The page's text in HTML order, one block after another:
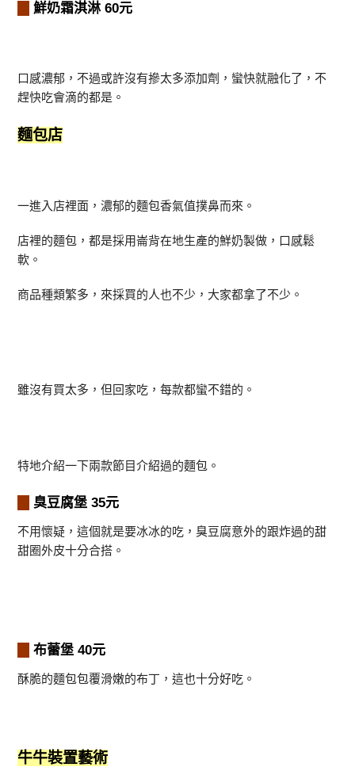
鮮奶霜淇淋 60元
口感濃郁，不過或許沒有摻太多添加劑，蠻快就融化了，不
趕快吃會滴的都是。
麵包店
一進入店裡面，濃郁的麵包香氣值撲鼻而來。
店裡的麵包，都是採用崙背在地生產的鮮奶製做，口感鬆
軟。
商品種類繁多，來採買的人也不少，大家都拿了不少。
雖沒有買太多，但回家吃，每款都蠻不錯的。
特地介紹一下兩款節目介紹過的麵包。
臭豆腐堡 35元
不用懷疑，這個就是要冰冰的吃，臭豆腐意外的跟炸過的甜
甜圈外皮十分合搭。
布蕾堡 40元
酥脆的麵包包覆滑嫩的布丁，這也十分好吃。
牛牛裝置藝術